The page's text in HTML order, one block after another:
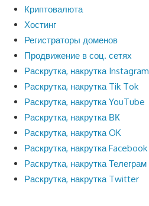
Криптовалюта
Хостинг
Регистраторы доменов
Продвижение в соц. сетях
Раскрутка, накрутка Instagram
Раскрутка, накрутка Tik Tok
Раскрутка, накрутка YouTube
Раскрутка, накрутка ВК
Раскрутка, накрутка OK
Раскрутка, накрутка Facebook
Раскрутка, накрутка Телеграм
Раскрутка, накрутка Twitter